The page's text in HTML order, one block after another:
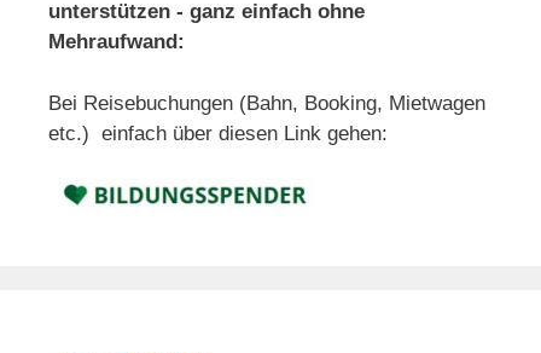
unterstützen - ganz einfach ohne
Mehraufwand:
Bei Reisebuchungen (Bahn, Booking, Mietwagen
etc.) einfach über diesen Link gehen: